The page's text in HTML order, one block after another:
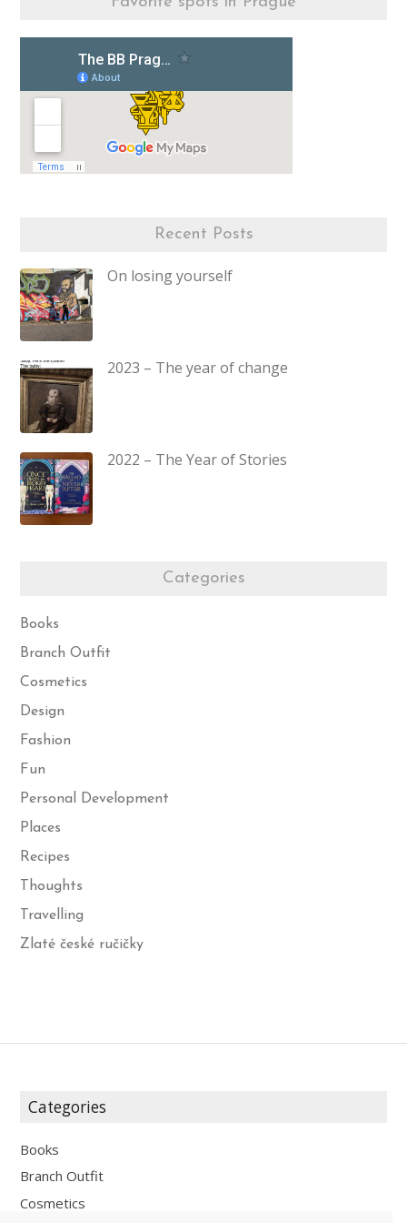
Recent Posts
On losing yourself
2023 – The year of change
2022 – The Year of Stories
Categories
Books
Branch Outfit
Cosmetics
Design
Fashion
Fun
Personal Development
Places
Recipes
Thoughts
Travelling
Zlaté české ručičky
Categories
Books
Branch Outfit
Cosmetics